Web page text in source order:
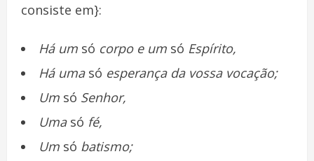
consiste em}:
Há um só corpo e um só Espírito,
Há uma só esperança da vossa vocação;
Um só Senhor,
Uma só fé,
Um só batismo;